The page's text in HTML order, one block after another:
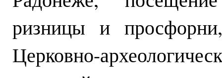
ризницы и
Церковно-